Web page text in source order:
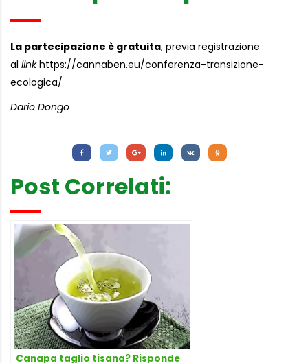
La partecipazione è gratuita, previa registrazione
al linkhttps://cannaben.eu/conferenza-transizione-
ecologica/
Dario Dongo
Post Correlati:
Canapa taglio tisana? Risponde